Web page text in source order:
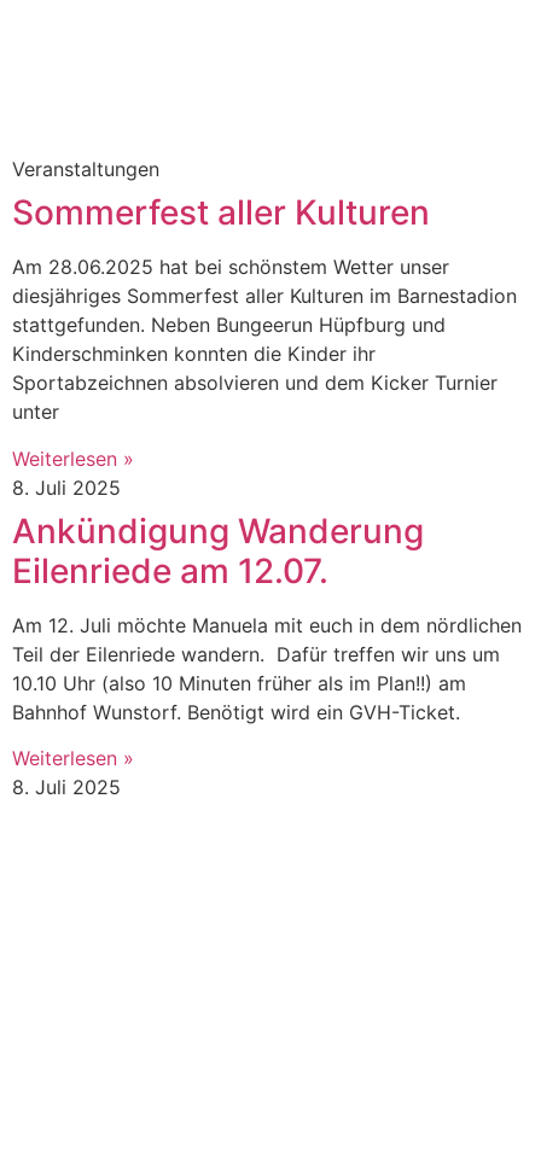
Veranstaltungen
Sommerfest aller Kulturen
Am 28.06.2025 hat bei schönstem Wetter unser
diesjähriges Sommerfest aller Kulturen im Barnestadion
stattgefunden. Neben Bungeerun Hüpfburg und
Kinderschminken konnten die Kinder ihr
Sportabzeichnen absolvieren und dem Kicker Turnier
unter
Weiterlesen »
8. Juli 2025
Ankündigung Wanderung
Eilenriede am 12.07.
Am 12. Juli möchte Manuela mit euch in dem nördlichen
Teil der Eilenriede wandern. Dafür treffen wir uns um
10.10 Uhr (also 10 Minuten früher als im Plan!!) am
Bahnhof Wunstorf. Benötigt wird ein GVH-Ticket.
Weiterlesen »
8. Juli 2025